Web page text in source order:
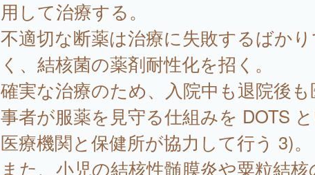
用して治療する。
不適切な断薬は治療に失敗するばか
く、結核菌の薬剤耐性化を招く。
確実な治療のため、入院中も退院後も
事者が服薬を見守る仕組みを DOTS と
医療機関と保健所が協力して行う 3)。
また、小児の結核性髄膜炎や粟粒結核